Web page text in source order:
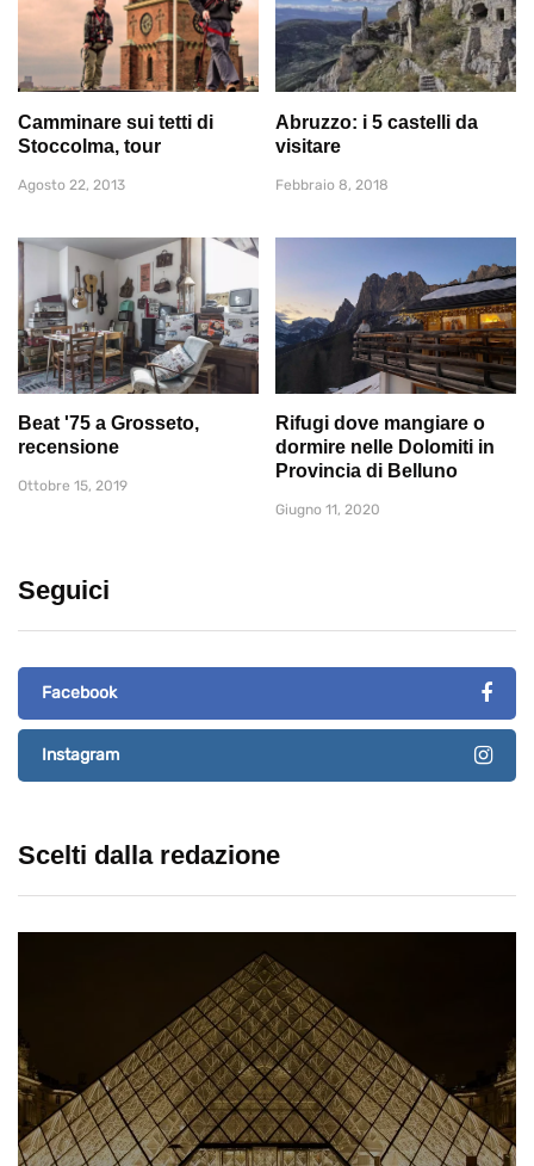
Camminare sui tetti di
Stoccolma, tour
Agosto 22, 2013
Abruzzo: i 5 castelli da
visitare
Febbraio 8, 2018
Beat '75 a Grosseto,
recensione
Ottobre 15, 2019
Rifugi dove mangiare o
dormire nelle Dolomiti in
Provincia di Belluno
Giugno 11, 2020
Seguici
Facebook
Instagram
Scelti dalla redazione